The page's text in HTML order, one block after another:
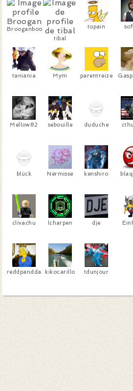
Brooganboo
tibal
topain
taniania Mym parentreize
Mellow82 sebouille duduche
blück Nermisse kenshiro
clivachu lcharpen dje
reddpandda kikocarillo tdunjour